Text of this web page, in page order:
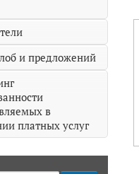
и предложений
в
платных услуг